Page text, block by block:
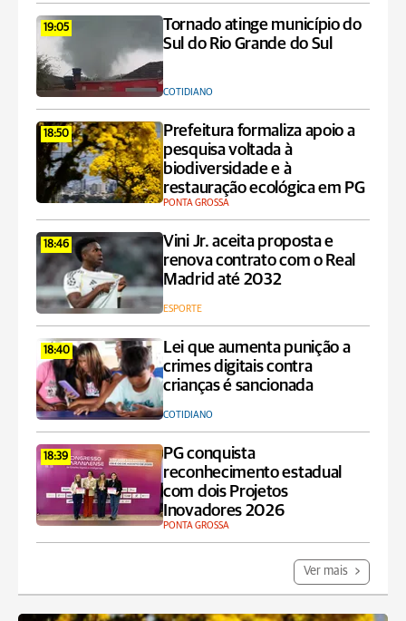
19:05
Tornado atinge município do
Sul do Rio Grande do Sul
COTIDIANO
18:50
Prefeitura formaliza apoio a
pesquisa voltada à
biodiversidade e à
restauração ecológica em PG
PONTA GROSSA
18:46
Vini Jr. aceita proposta e
renova contrato com o Real
Madrid até 2032
ESPORTE
18:40
Lei que aumenta punição a
crimes digitais contra
crianças é sancionada
COTIDIANO
18:39
PG conquista
reconhecimento estadual
com dois Projetos
Inovadores 2026
PONTA GROSSA
Ver mais